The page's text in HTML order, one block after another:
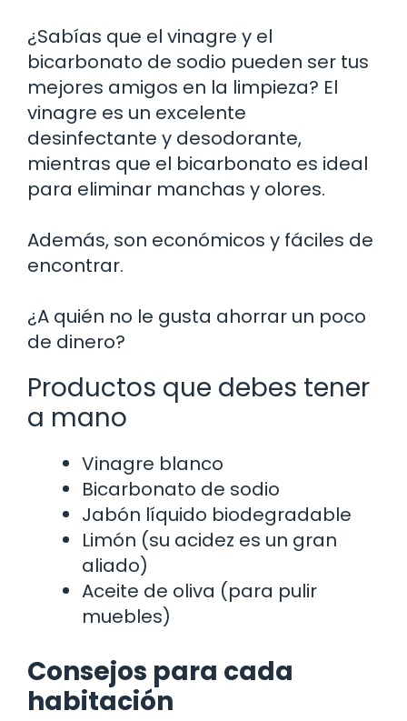
¿Sabías que el vinagre y el
bicarbonato de sodio pueden ser tus
mejores amigos en la limpieza? El
vinagre es un excelente
desinfectante y desodorante,
mientras que el bicarbonato es ideal
para eliminar manchas y olores.
Además, son económicos y fáciles de
encontrar.
¿A quién no le gusta ahorrar un poco
de dinero?
Productos que debes tener
a mano
Vinagre blanco
Bicarbonato de sodio
Jabón líquido biodegradable
Limón (su acidez es un gran
aliado)
Aceite de oliva (para pulir
muebles)
Consejos para cada
habitación